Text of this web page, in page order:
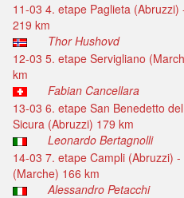
11-03 4. etape Paglieta
219 km
Thor Hushovd
12-03 5. etape Servigliano
km
Fabian Cancellara
13-03 6. etape San Benedetto
Sicura (Abruzzi) 179 km
Leonardo Bertagnolli
14-03 7. etape Campli (Abruzzi)
(Marche) 166 km
Alessandro Petacchi